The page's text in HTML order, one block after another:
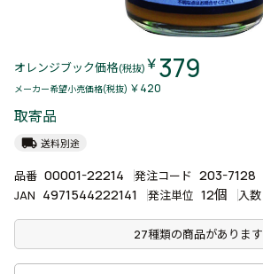
オレンジブック価格(税抜) ￥379
メーカー希望小売価格(税抜) ￥420
取寄品
local_shipping 送料別途
品番 00001-22214 発注コード 203-7128
JAN 4971544222141 発注単位 12個 入数
27種類の商品があります